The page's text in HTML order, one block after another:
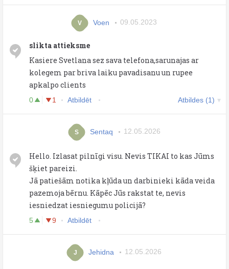
V Voen 09.05.2023
slikta attieksme
Kasiere Svetlana sez sava telefona,sarunajas ar
kolegem par briva laiku pavadisanu un rupee
apkalpo clients
0 1 Atbildēt Atbildes (1)
S Sentaq 12.05.2026
Hello. Izlasat pilnīgi visu. Nevis TIKAI to kas Jūms
šķiet pareizi.
Jā patiešām notika kļūda un darbinieki kāda veida
pazemoja bērnu. Kāpēc Jūs rakstat te, nevis
iesniedzat iesniegumu policijā?
5 9 Atbildēt
J Jehidna 12.05.2026